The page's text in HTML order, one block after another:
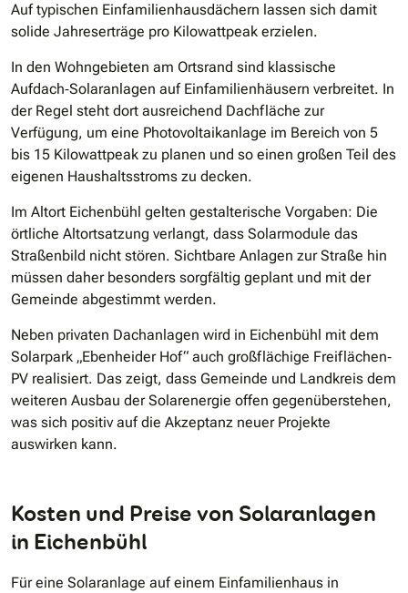
Auf typischen Einfamilienhausdächern lassen sich damit
solide Jahreserträge pro Kilowattpeak erzielen.
In den Wohngebieten am Ortsrand sind klassische
Aufdach‐Solaranlagen auf Einfamilienhäusern verbreitet. In
der Regel steht dort ausreichend Dachfläche zur
Verfügung, um eine Photovoltaikanlage im Bereich von 5
bis 15 Kilowattpeak zu planen und so einen großen Teil des
eigenen Haushaltsstroms zu decken.
Im Altort Eichenbühl gelten gestalterische Vorgaben: Die
örtliche Altortsatzung verlangt, dass Solarmodule das
Straßenbild nicht stören. Sichtbare Anlagen zur Straße hin
müssen daher besonders sorgfältig geplant und mit der
Gemeinde abgestimmt werden.
Neben privaten Dachanlagen wird in Eichenbühl mit dem
Solarpark „Ebenheider Hof“ auch großflächige Freiflächen‐
PV realisiert. Das zeigt, dass Gemeinde und Landkreis dem
weiteren Ausbau der Solarenergie offen gegenüberstehen,
was sich positiv auf die Akzeptanz neuer Projekte
auswirken kann.
Kosten und Preise von Solaranlagen
in Eichenbühl
Für eine Solaranlage auf einem Einfamilienhaus in